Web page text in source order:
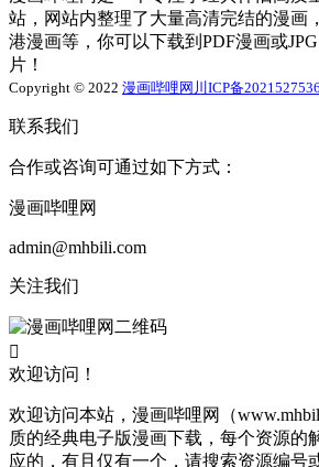
站，网站内整理了大量高清完结的漫画
港漫画等，你可以下载到PDF漫画或
片！
Copyright © 2022 漫画哔哩网 川ICP备
联系我们
合作或咨询可通过如下方式：
漫画哔哩网
admin@mhbili.com
关注我们

欢迎访问！
欢迎访问本站，漫画哔哩网（
质的经典电子版漫画下载，每个资源的
应的，有且仅有一个，请搜索资源编号